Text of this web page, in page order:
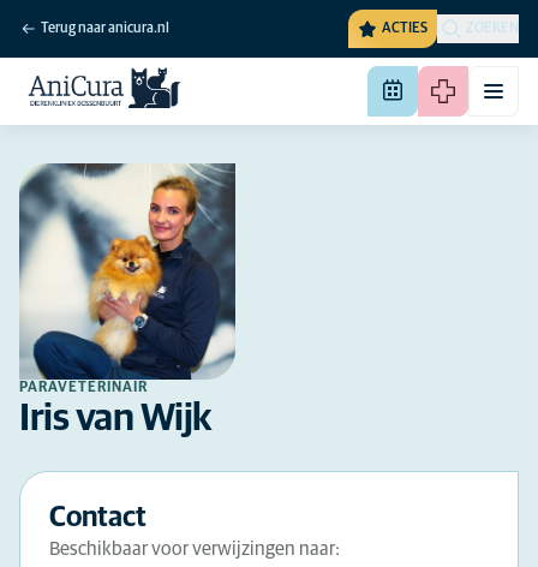
Terug naar anicura.nl ACTIES ZOEKEN
PARAVETERINAIR
Iris van Wijk
Contact
Beschikbaar voor verwijzingen naar: